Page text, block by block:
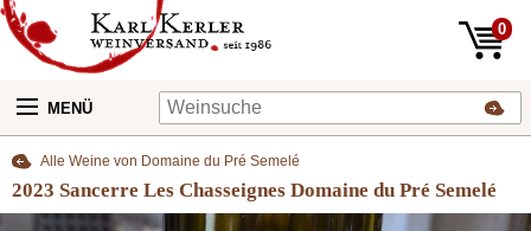
0
MENÜ
Alle Weine von Domaine du Pré Semelé
2023 Sancerre Les Chasseignes Domaine du Pré Semelé